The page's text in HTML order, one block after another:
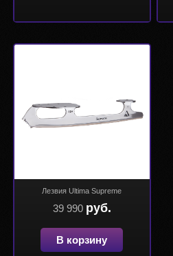
Лезвия Ultima Supreme
39 990 руб.
В корзину